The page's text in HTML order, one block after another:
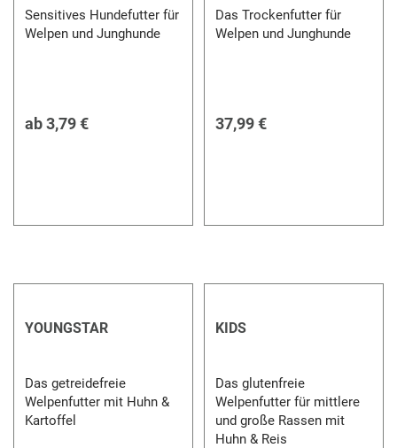
Sensitives Hundefutter für
Welpen und Junghunde
ab3,79 €
Das Trockenfutter für
Welpen und Junghunde
37,99 €
YOUNGSTAR
Das getreidefreie
Welpenfutter mit Huhn &
Kartoffel
KIDS
Das glutenfreie
Welpenfutter für mittlere
und große Rassen mit
Huhn & Reis